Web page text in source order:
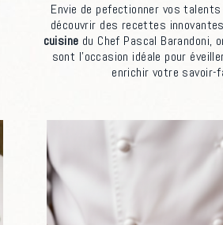
Envie de pefectionner vos
découvrir des recettes
cuisine du Chef Pascal Barandoni,
sont l’occasion idéale pour
enrichir votre savoir-